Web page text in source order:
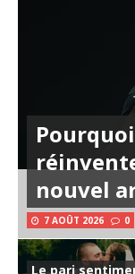
nouvel
7 AOÛT 2026 0
Le pari